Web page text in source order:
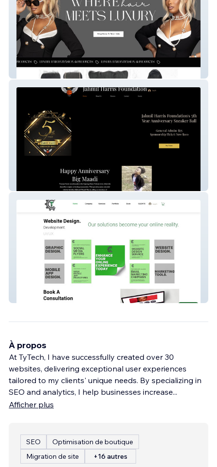
Made By Mason
JH Foundation
À propos
At TyTech, I have successfully created over 30
websites, delivering exceptional user experiences
tailored to my clients' unique needs. By specializing in
SEO and analytics, I help businesses increase...
Afficher plus
SEO
Optimisation de boutique
Migration de site
+16 autres